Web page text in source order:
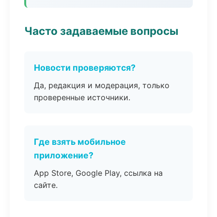
Часто задаваемые вопросы
Новости проверяются?
Да, редакция и модерация, только
проверенные источники.
Где взять мобильное
приложение?
App Store, Google Play, ссылка на
сайте.